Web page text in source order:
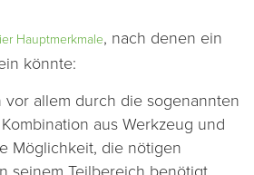
Hauptmerkmale, nach denen ein
könnte:
allem durch die sogenannten
aus Werkzeug und
Möglichkeit, die nötigen